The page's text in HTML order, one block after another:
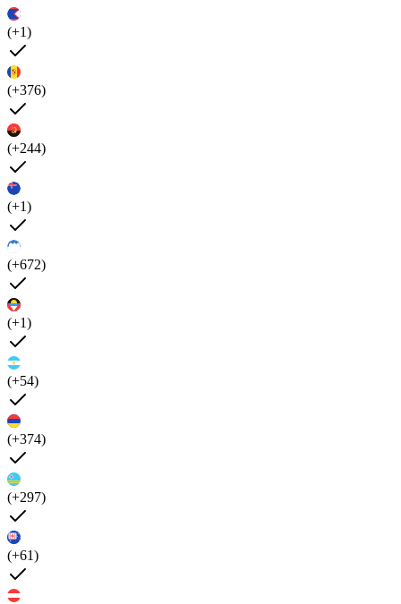
(+1)
(+376)
(+244)
(+1)
(+672)
(+1)
(+54)
(+374)
(+297)
(+61)